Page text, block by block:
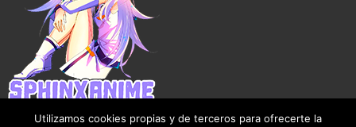
Utilizamos cookies propias y de terceros para ofrecerte la